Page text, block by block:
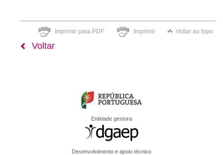
Imprimir para PDF Imprimir Voltar ao topo
Voltar
Entidade gestora
Desenvolvimento e apoio técnico